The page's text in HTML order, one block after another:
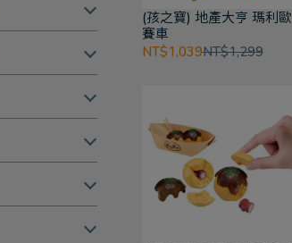
(孩之寶) 地產大亨 瑪利歐
賽車
NT$1,039NT$1,299